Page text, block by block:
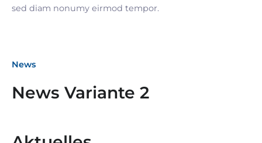
sed diam nonumy eirmod tempor.
News
News Variante 2